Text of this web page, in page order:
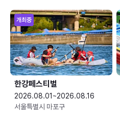
개최중
한강페스티벌
2026.08.01~2026.08.16
서울특별시 마포구